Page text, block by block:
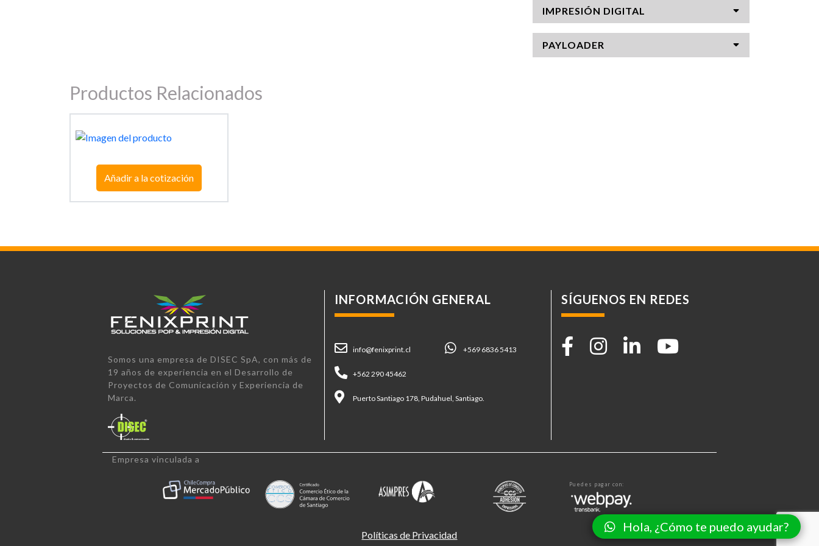
Hola, ¿Cómo te puedo ayudar?
IMPRESIÓN DIGITAL
PAYLOADER
Productos Relacionados
Añadir a la cotización
Somos una empresa de DISEC SpA, con más de
19 años de experiencia en el Desarrollo de
Proyectos de Comunicación y Experiencia de
Marca.
INFORMACIÓN GENERAL
info@fenixprint.cl +569 6836 5413
+562 290 45462
Puerto Santiago 178, Pudahuel, Santiago.
SÍGUENOS EN REDES
Empresa vinculada a
Puedes pagar con:
Políticas de Privacidad